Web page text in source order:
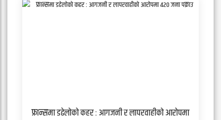
फ्रान्समा डढेलोको कहर : आगजनी र लापरवाहीको आरोपमा